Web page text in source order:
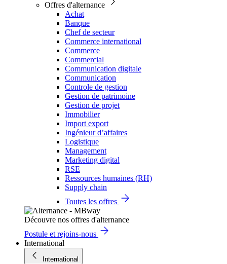
Offres d'alternance
Achat
Banque
Chef de secteur
Commerce international
Commerce
Commercial
Communication digitale
Communication
Controle de gestion
Gestion de patrimoine
Gestion de projet
Immobilier
Import export
Ingénieur d’affaires
Logistique
Management
Marketing digital
RSE
Ressources humaines (RH)
Supply chain
Toutes les offres
Découvre nos offres d'alternance
Postule et rejoins-nous
International
International